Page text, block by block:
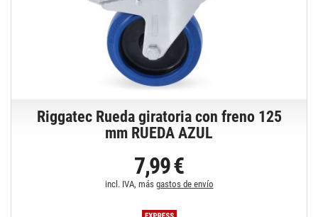
Riggatec Rueda giratoria con freno 125
mm RUEDA AZUL
7,99 €
incl. IVA, más gastos de envío